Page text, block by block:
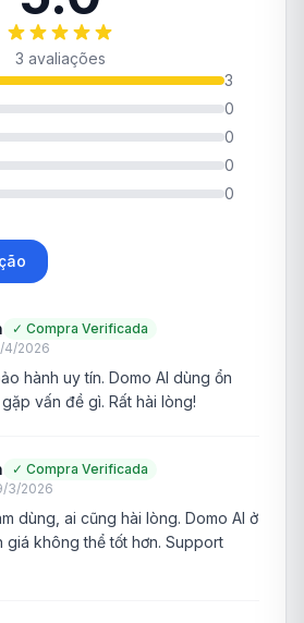
3 avaliações
3
0
0
0
0
✓ Compra Verificada
4/2026
hành uy tín. Domo AI dùng ổn
vấn đề gì. Rất hài lòng!
✓ Compra Verificada
3/2026
dùng, ai cũng hài lòng. Domo AI ở
giá không thể tốt hơn. Support